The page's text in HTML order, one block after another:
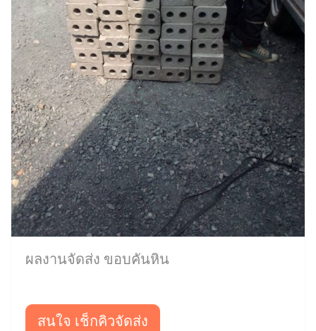
ผลงานจัดส่ง ขอบคันหิน
สนใจ เช็กคิวจัดส่ง